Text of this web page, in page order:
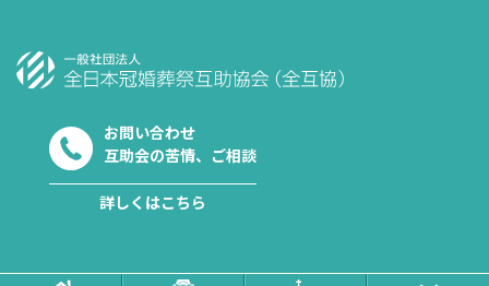
お問い合わせ
互助会の苦情、ご相談
詳しくはこちら